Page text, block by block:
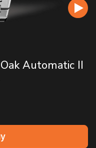
Automatic II